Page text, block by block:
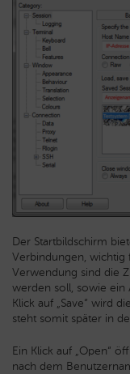
Der Startbildschirm
Verbindungen, wichtig
Verwendung sind die
werden soll, sowie ein
Klick auf „Save“ wird
steht somit später in
Ein Klick auf „Open“
nach dem